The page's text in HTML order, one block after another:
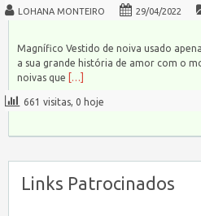
LOHANA MONTEIRO 29/04/2022
Magnífico Vestido de noiva usado
a sua grande história de amor com o
noivas que
[…]
661 visitas, 0 hoje
Links Patrocinados